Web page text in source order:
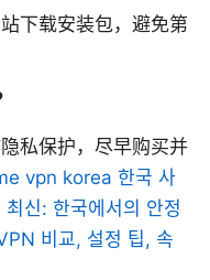
下载安装包，避免第
私保护，尽早购买并
vpn korea 한국 사
신: 한국에서의 안정
비교, 설정 팁, 속